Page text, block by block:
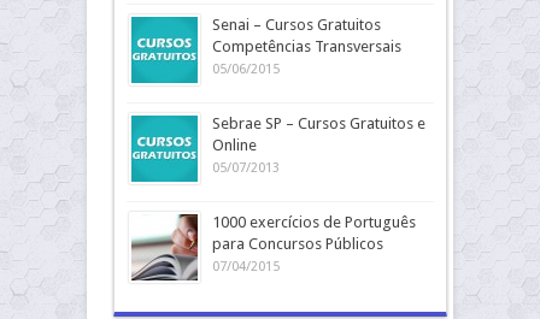
Senai – Cursos Gratuitos
Competências Transversais
05/06/2015
Sebrae SP – Cursos Gratuitos e
Online
05/07/2013
1000 exercícios de Português
para Concursos Públicos
07/04/2015